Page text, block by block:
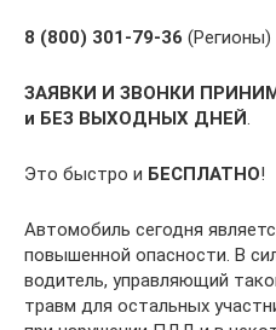
8 (800) 301-79-36 (Регионы)
ЗАЯВКИ И ЗВОНКИ
и БЕЗ ВЫХОДНЫХ ДНЕЙ.
Это быстро и БЕСПЛАТНО!
Автомобиль сегодня
повышенной опасности. В
водитель, управляющий
травм для остальных